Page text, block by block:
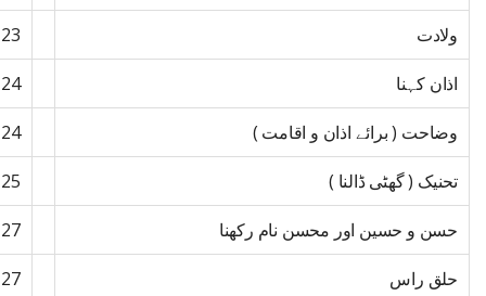
ولادت 23
اذان کہنا 24
وضاحت ( برائے اذان و اقامت ) 24
تحنیک ( گھٹی ڈالنا ) 25
حسن و حسین اور محسن نام رکھنا 27
حلق راس 27